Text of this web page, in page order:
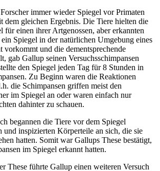
immer wieder Spiegel vor Primaten
dem gleichen Ergebnis. Die Tiere hielten die
für einen ihrer Artgenossen, aber erkannten
Spiegel in der natürlichen Umgebung eines
vorkommt und die dementsprechende
gab Gallup seinen Versuchsschimpansen
den Spiegel jeden Tag für 8 Stunden in
Zu Beginn waren die Reaktionen
die Schimpansen griffen meist den
im Spiegel an oder waren einfach nur
dahinter zu schauen.
begannen die Tiere vor dem Spiegel
und inspizierten Körperteile an sich, die sie
hatten. Somit war Gallups These bestätigt,
im Spiegel erkannt hatten.
These führte Gallup einen weiteren Versuch